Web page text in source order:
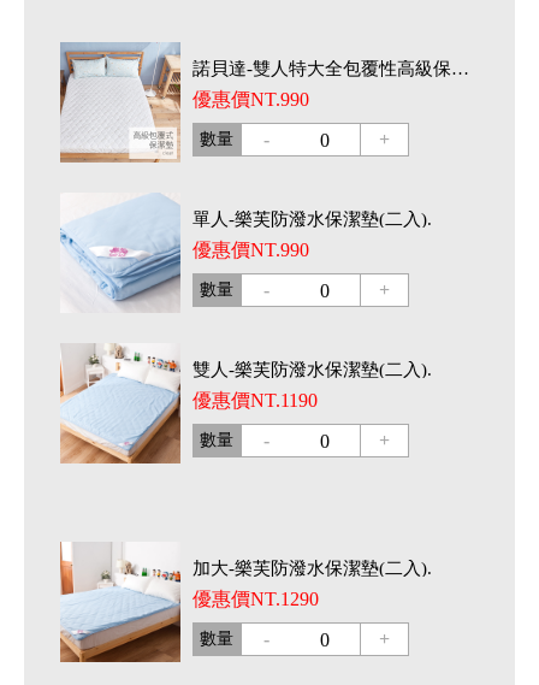
諾貝達-雙人特大全包覆性高級保潔墊.
優惠價NT.990
數量 - 0 +
單人-樂芙防潑水保潔墊(二入).
優惠價NT.990
數量 - 0 +
雙人-樂芙防潑水保潔墊(二入).
優惠價NT.1190
數量 - 0 +
加大-樂芙防潑水保潔墊(二入).
優惠價NT.1290
數量 - 0 +